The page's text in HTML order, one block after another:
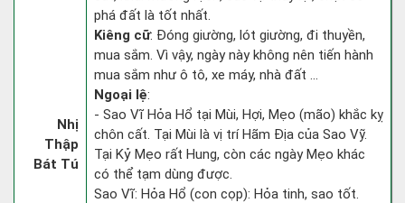
Nhị
Thập
Bát Tú
phá đất là tốt nhất.
Kiêng cữ: Đóng giường, lót giường, đi thuyền,
mua sắm. Vì vậy, ngày này không nên tiến hành
mua sắm như ô tô, xe máy, nhà đất ...
Ngoại lệ:
- Sao Vĩ Hỏa Hổ tại Mùi, Hợi, Mẹo (mão) khắc kỵ
chôn cất. Tại Mùi là vị trí Hãm Địa của Sao Vỹ.
Tại Kỷ Mẹo rất Hung, còn các ngày Mẹo khác
có thể tạm dùng được.
Sao Vĩ: Hỏa Hổ (con cọp): Hỏa tinh, sao tốt.